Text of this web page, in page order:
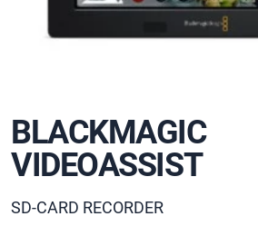
BLACKMAGIC
VIDEOASSIST
SD-CARD RECORDER